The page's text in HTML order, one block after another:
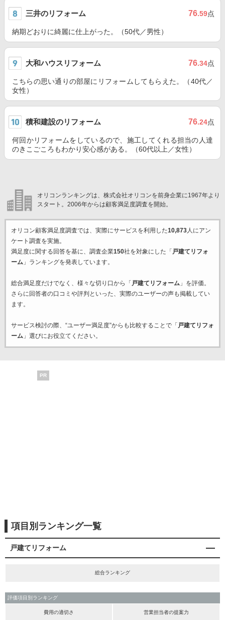
三井のリフォーム 76.59点
納期どおりに綺麗に仕上がった。（50代／男性）
大和ハウスリフォーム 76.34点
こちらの思い通りの部屋にリフォームしてもらえた。（40代／
女性）
積和建設のリフォーム 76.24点
何回かリフォームをしているので、施工してくれる担当の人達
のきこごころもわかり安心感がある。（60代以上／女性）
オリコンランキングは、株式会社オリコンを前身企業に1967年より
スタート。2006年からは顧客満足度調査を開始。
オリコン顧客満足度調査では、実際にサービスを利用した10,873人にアン
ケート調査を実施。
満足度に関する回答を基に、調査企業150社を対象にした「 戸建てリフォ
ーム」ランキングを発表しています。
総合満足度だけでなく、様々な切り口から「 戸建てリフォーム」を評価。
さらに回答者の口コミや評判といった、実際のユーザーの声も掲載してい
ます。
サービス検討の際、“ユーザー満足度”からも比較することで「 戸建てリフォ
ーム」選びにお役立てください。
PR
項目別ランキング一覧
戸建てリフォーム
総合ランキング
評価項目別ランキング
費用の適切さ 営業担当者の提案力